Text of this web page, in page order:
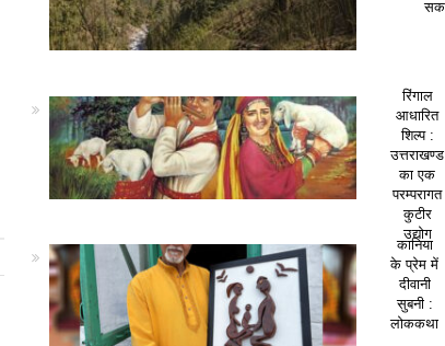
रिंगाल
आधारित
शिल्प :
उत्तराखण्ड
का एक
परम्परागत
कुटीर
उद्योग
कानिया
के प्रेम में
दीवानी
सुबनी :
लोककथा